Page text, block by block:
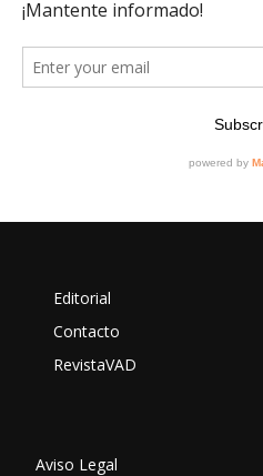
Editorial
Contacto
RevistaVAD
Aviso Legal